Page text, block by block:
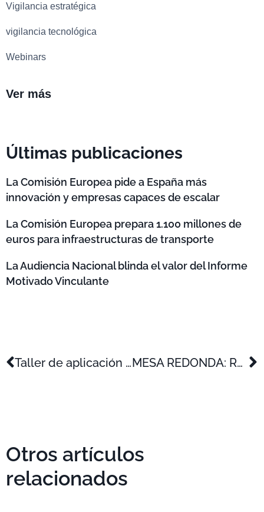
Vigilancia estratégica
vigilancia tecnológica
Webinars
Ver más
Últimas publicaciones
La Comisión Europea pide a España más
innovación y empresas capaces de escalar
La Comisión Europea prepara 1.100 millones de
euros para infraestructuras de transporte
La Audiencia Nacional blinda el valor del Informe
Motivado Vinculante
Taller de aplicación práctica de la innovación en la pyme MESA REDONDA: RECUPERA TUS INVERSIONES EN I+D+i A TRAVÉS DE LOS INCENTIVOS FISCALES
Otros artículos
relacionados